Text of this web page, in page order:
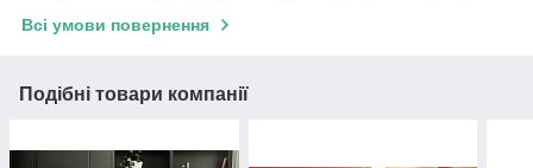
Всі умови повернення
Подібні товари компанії